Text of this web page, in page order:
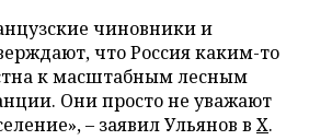
чиновники и
что Россия каким-то
к масштабным лесным
Они просто не уважают
– заявил Ульянов в X.